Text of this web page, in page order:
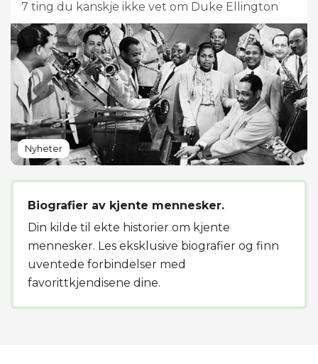
7 ting du kanskje ikke vet om Duke Ellington
Nyheter
Biografier av kjente mennesker.
Din kilde til ekte historier om kjente
mennesker. Les eksklusive biografier og finn
uventede forbindelser med
favorittkjendisene dine.